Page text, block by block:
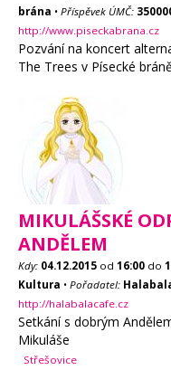
brána • Příspěvek ÚMČ:
http://www.piseckabrana.cz
Pozvání na koncert
The Trees v Písecké
MIKULÁŠSKÉ
ANDĚLEM
Kdy: 04.12.2015 od 16:00 do
Kultura • Pořadatel:
http://halabalacafe.cz
Setkání s dobrým
Mikuláše
Střešovice